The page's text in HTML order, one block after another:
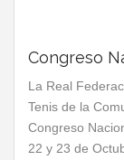
Congreso
La Real
Tenis de la
Congreso
22 y 23 de